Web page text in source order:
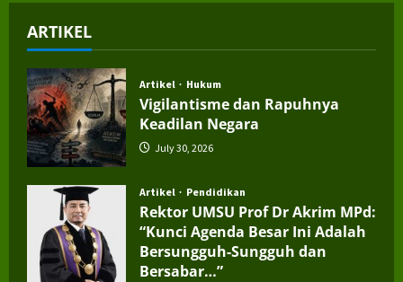
ARTIKEL
Artikel Hukum
Vigilantisme dan Rapuhnya
Keadilan Negara
July 30, 2026
Artikel Pendidikan
Rektor UMSU Prof Dr Akrim MPd:
“Kunci Agenda Besar Ini Adalah
Bersungguh-Sungguh dan
Bersabar…”